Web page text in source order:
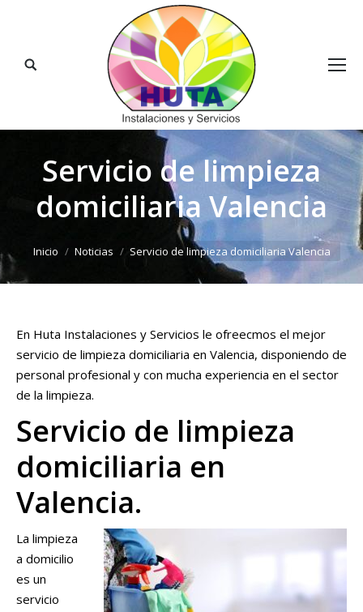
Buscar:
Servicio de limpieza
domiciliaria Valencia
Inicio Noticias Servicio de limpieza domiciliaria Valencia
En Huta Instalaciones y Servicios le ofreecmos el mejor
servicio de limpieza domiciliaria en Valencia, disponiendo de
personal profesional y con mucha experiencia en el sector
de la limpieza.
Servicio de limpieza
domiciliaria en
Valencia.
La limpieza
a domicilio
es un
servicio